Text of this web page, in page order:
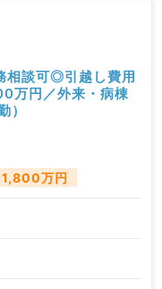
相談可◎引越し費用
万円／外来・病棟
）
万円